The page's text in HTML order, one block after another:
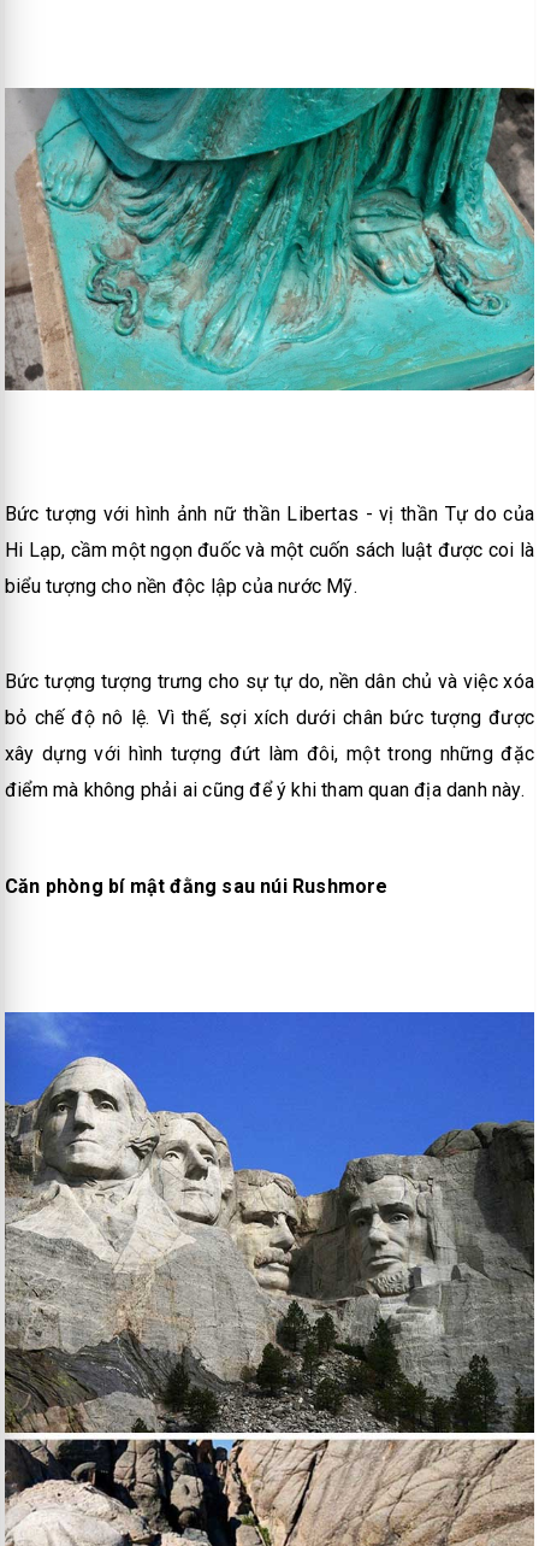
Bức tượng với hình ảnh nữ thần Libertas - vị thần Tự do của
Hi Lạp, cầm một ngọn đuốc và một cuốn sách luật được coi là
biểu tượng cho nền độc lập của nước Mỹ.
Bức tượng tượng trưng cho sự tự do, nền dân chủ và việc xóa
bỏ chế độ nô lệ. Vì thế, sợi xích dưới chân bức tượng được
xây dựng với hình tượng đứt làm đôi, một trong những đặc
điểm mà không phải ai cũng để ý khi tham quan địa danh này.
Căn phòng bí mật đằng sau núi Rushmore